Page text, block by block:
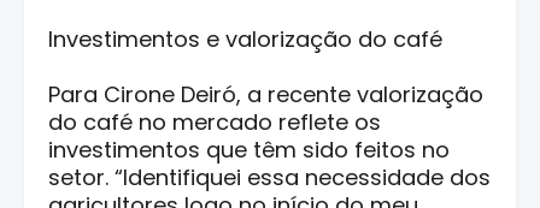
Investimentos e valorização do café
Para Cirone Deiró, a recente valorização
do café no mercado reflete os
investimentos que têm sido feitos no
setor. “Identifiquei essa necessidade dos